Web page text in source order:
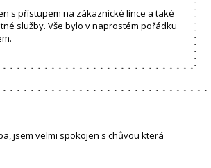
s přístupem na zákaznické lince a také
služby. Vše bylo v naprostém pořádku
jsem velmi spokojen s chůvou která